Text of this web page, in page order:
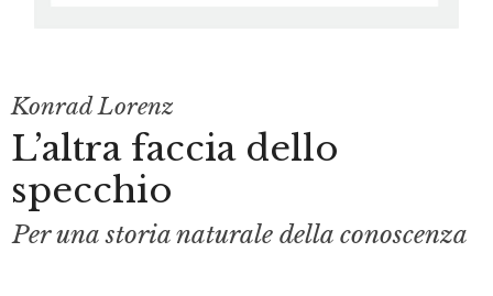
Konrad Lorenz
L’altra faccia dello
specchio
Per una storia naturale della conoscenza